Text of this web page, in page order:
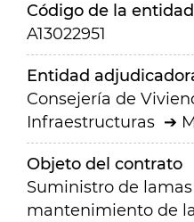
Código de la
A13022951
Entidad
Consejería de
Infraestructuras
Objeto del contrato
Suministro de
mantenimiento de